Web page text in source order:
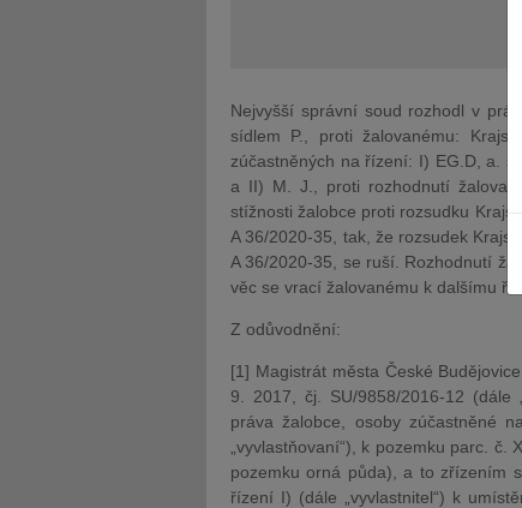
Nejvyšší správní soud rozhodl v
sídlem P., proti žalovanému:
zúčastněných na řízení: I) EG.D, a.
a II) M. J., proti rozhodnutí
stížnosti žalobce proti rozsudku
A 36/2020-35, tak, že rozsudek
A 36/2020-35, se ruší. Rozhodnutí
věc se vrací žalovanému k dalšímu
Z odůvodnění:
[1] Magistrát města České
9. 2017, čj. SU/9858/2016-12 (dále
práva žalobce, osoby zúčastněné
„vyvlastňovaní“), k pozemku parc.
pozemku orná půda), a to zřízením
řízení I) (dále „vyvlastnitel“) k
JUDr. Tomáš Nielsen